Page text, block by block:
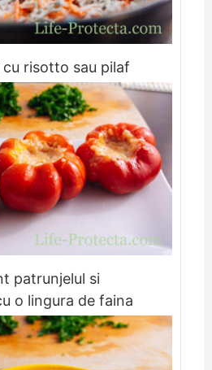
cu risotto sau pilaf
patrunjelul si
o lingura de faina